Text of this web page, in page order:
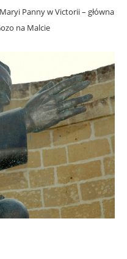
Panny w Victorii – główna
na Malcie